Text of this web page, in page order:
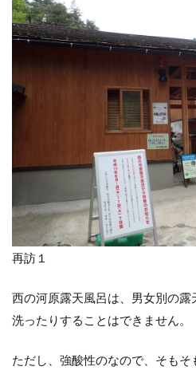
再訪１
西の河原露天風呂は、男女別の
洗ったりすることはできません。
ただし、強酸性のなので、そもそ